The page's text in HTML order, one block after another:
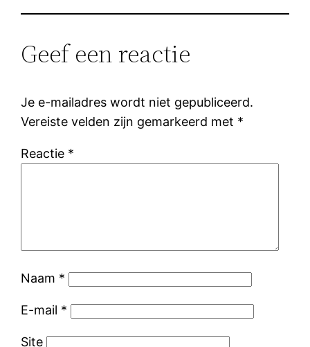
Geef een reactie
Je e-mailadres wordt niet gepubliceerd.
Vereiste velden zijn gemarkeerd met *
Reactie *
Naam *
E-mail *
Site